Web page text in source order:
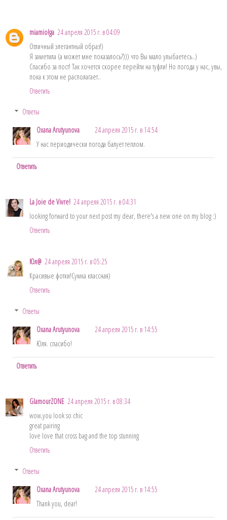
miamiolga 24 апреля 2015 г. в 04:09
Отличный элегантный образ!)
Я заметила (а может мне показалось?))) что Вы мало улыбаетесь..)
Спасибо за пост! Так хочется скорее перейти на туфли! Но погода у нас, увы,
пока к этом не располагает..
Ответить
Ответы
Oxana Arutyunova
24 апреля 2015 г. в 14:54
У нас периодически погода балует теплом.
Ответить
La Joie de Vivre! 24 апреля 2015 г. в 04:31
looking forward to your next post my dear, there's a new one on my blog :)
Ответить
Юл@ 24 апреля 2015 г. в 05:25
Красивые фотки!Сумка классная)
Ответить
Ответы
Oxana Arutyunova
24 апреля 2015 г. в 14:55
Юля. спасибо!
Ответить
GlamourZONE 24 апреля 2015 г. в 08:34
wow,you look so chic
great pairing
love love that cross bag and the top stunning
Ответить
Ответы
Oxana Arutyunova
24 апреля 2015 г. в 14:55
Thank you, dear!